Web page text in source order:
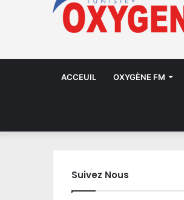
ACCEUIL OXYGÈNE FM
Suivez Nous